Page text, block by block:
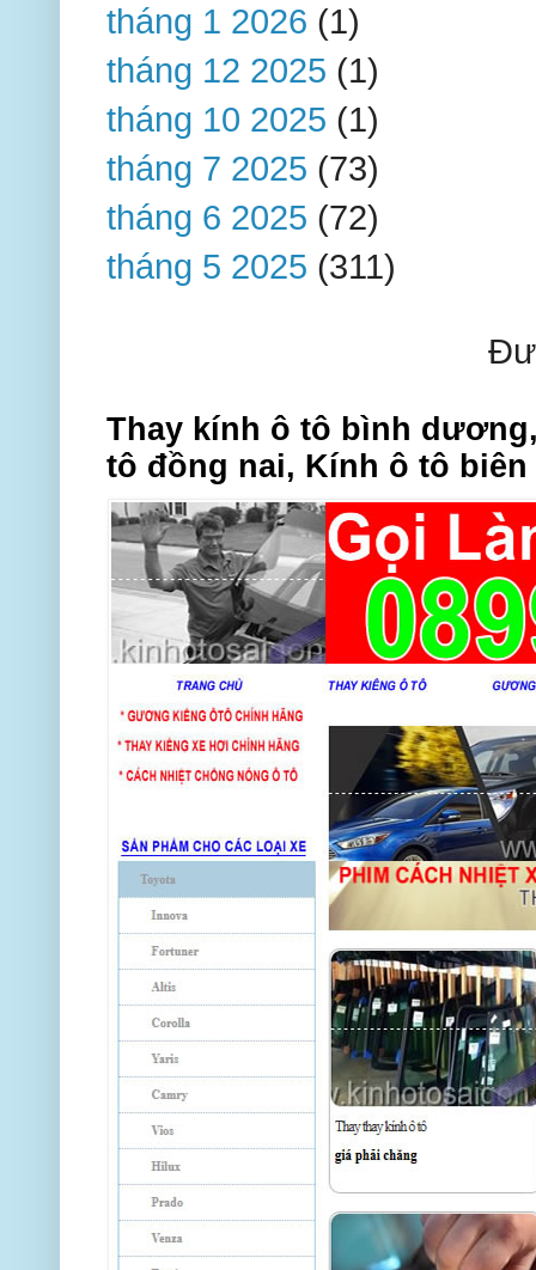
tháng 1 2026 (1)
tháng 12 2025 (1)
tháng 10 2025 (1)
tháng 7 2025 (73)
tháng 6 2025 (72)
tháng 5 2025 (311)
Thay kính ô tô bình
tô đồng nai, Kính ô tô biên